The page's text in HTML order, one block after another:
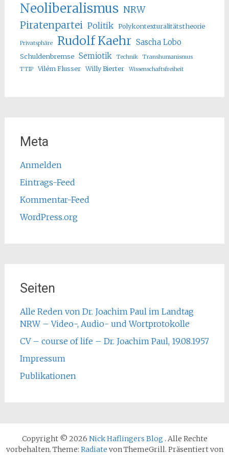
Neoliberalismus NRW
Piratenpartei Politik Polykontexturalitätstheorie
Privatsphäre Rudolf Kaehr Sascha Lobo
Schuldenbremse Semiotik Technik
Transhumanismus
TTIP
Vilém Flusser Willy Bierter Wissenschaftsfreiheit
Meta
Anmelden
Eintrags-Feed
Kommentar-Feed
WordPress.org
Seiten
Alle Reden von Dr. Joachim Paul im Landtag
NRW – Video-, Audio- und Wortprotokolle
CV – course of life – Dr. Joachim Paul, 19.08.1957
Impressum
Publikationen
Copyright © 2026 Nick Haflingers Blog . Alle Rechte
vorbehalten. Theme: Radiate von ThemeGrill. Präsentiert von